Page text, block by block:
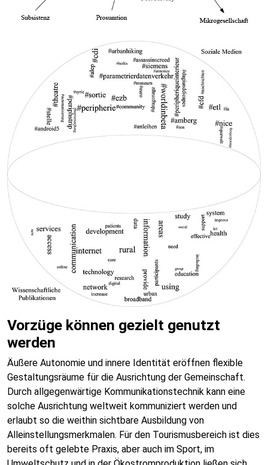
Vorzüge können gezielt genutzt
werden
Äußere Autonomie und innere Identität eröffnen flexible
Gestaltungsräume für die Ausrichtung der Gemeinschaft.
Durch allgegenwärtige Kommunikationstechnik kann eine
solche Ausrichtung weltweit kommuniziert werden und
erlaubt so die weithin sichtbare Ausbildung von
Alleinstellungsmerkmalen. Für den Tourismusbereich ist dies
bereits oft gelebte Praxis, aber auch im Sport, im